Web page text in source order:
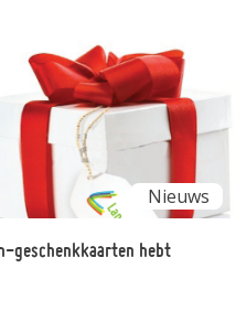
Nieuws
geschenkkaarten hebt